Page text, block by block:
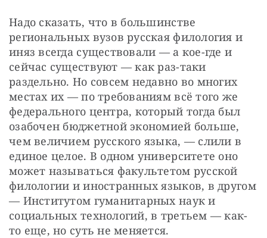
Надо сказать, что в большинстве
региональных вузов русская филология и
иняз всегда существовали — а кое-где и
сейчас существуют — как раз-таки
раздельно. Но совсем недавно во многих
местах их — по требованиям всё того же
федерального центра, который тогда был
озабочен бюджетной экономией больше,
чем величием русского языка, — слили в
единое целое. В одном университете оно
может называться факультетом русской
филологии и иностранных языков, в другом
— Институтом гуманитарных наук и
социальных технологий, в третьем — как-
то еще, но суть не меняется.